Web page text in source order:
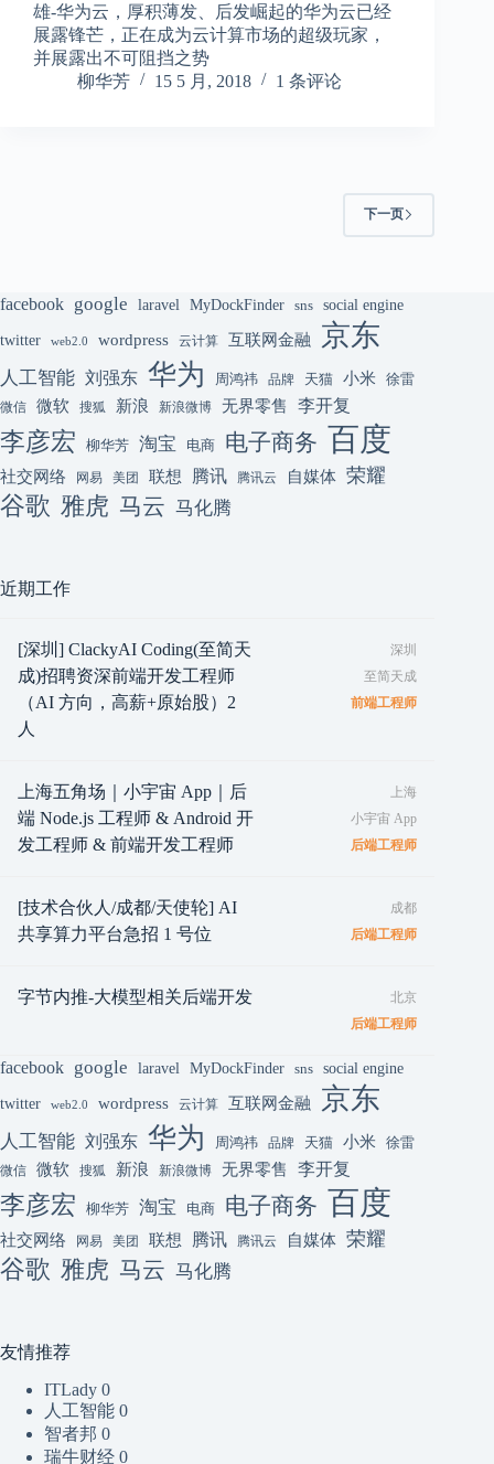
雄-华为云，厚积薄发、后发崛起的华为云已经
展露锋芒，正在成为云计算市场的超级玩家，
并展露出不可阻挡之势
柳华芳
15 5 月, 2018 1 条评论
下一页
facebook google laravel MyDockFinder sns social engine
twitter web2.0 wordpress 云计算 互联网金融 京东
人工智能 刘强东 华为 周鸿祎 品牌 天猫 小米 徐雷
微信 微软 搜狐 新浪 新浪微博 无界零售 李开复
李彦宏 柳华芳 淘宝 电商 电子商务 百度
社交网络 网易 美团 联想 腾讯 腾讯云 自媒体 荣耀
谷歌 雅虎 马云 马化腾
近期工作
[深圳] ClackyAI Coding(至简天
成)招聘资深前端开发工程师
（AI 方向，高薪+原始股）2
人
深圳
至简天成
前端工程师
上海五角场｜小宇宙 App｜后
端 Node.js 工程师 & Android 开
发工程师 & 前端开发工程师
上海
小宇宙 App
后端工程师
[技术合伙人/成都/天使轮] AI
共享算力平台急招 1 号位
成都
后端工程师
字节内推-大模型相关后端开发
北京
后端工程师
facebook google laravel MyDockFinder sns social engine
twitter web2.0 wordpress 云计算 互联网金融 京东
人工智能 刘强东 华为 周鸿祎 品牌 天猫 小米 徐雷
微信 微软 搜狐 新浪 新浪微博 无界零售 李开复
李彦宏 柳华芳 淘宝 电商 电子商务 百度
社交网络 网易 美团 联想 腾讯 腾讯云 自媒体 荣耀
谷歌 雅虎 马云 马化腾
友情推荐
ITLady 0
人工智能 0
智者邦 0
瑞牛财经 0